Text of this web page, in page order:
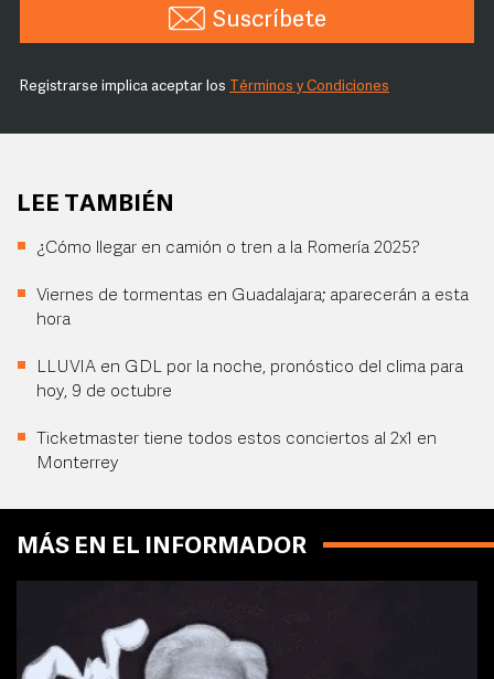
Suscríbete
Registrarse implica aceptar los Términos y Condiciones
LEE TAMBIÉN
¿Cómo llegar en camión o tren a la Romería 2025?
Viernes de tormentas en Guadalajara; aparecerán a esta
hora
LLUVIA en GDL por la noche, pronóstico del clima para
hoy, 9 de octubre
Ticketmaster tiene todos estos conciertos al 2x1 en
Monterrey
MÁS EN EL INFORMADOR